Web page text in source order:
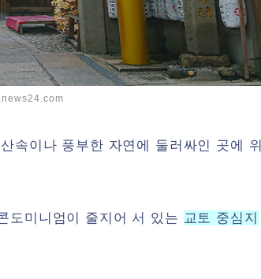
속이나 풍부한 자연에 둘러싸인 곳에 위
도미니엄이 줄지어 서 있는 교토 중심지